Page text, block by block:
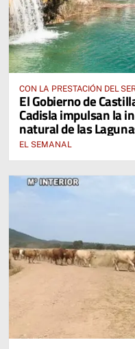
CON LA PRESTACIÓN DEL
El Gobierno de
Cadisla impulsan la
natural de las
EL SEMANAL